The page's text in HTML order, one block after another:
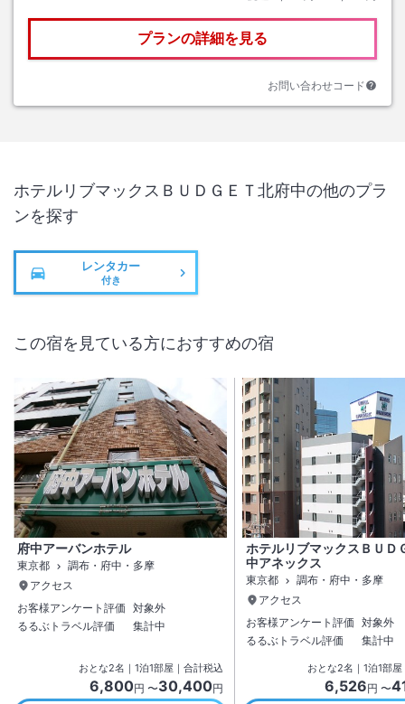
プランの詳細を見る
お問い合わせコード
ホテルリブマックスＢＵＤＧＥＴ北府中の他のプラ
ンを探す
レンタカー
付き
この宿を見ている方におすすめの宿
府中アーバンホテル
東京都
調布・府中・多摩
アクセス
お客様アンケート評価 対象外
るるぶトラベル評価
集計中
おとな2名 ｜ 1泊1部屋｜合計税込
6,800円 〜30,400円
ホテルリブマックスＢＵＤ
中アネックス
東京都
調布・府中・多摩
アクセス
お客様アンケート評価 対象外
るるぶトラベル評価
集計中
おとな2名 ｜ 1泊1部屋
6,526円 〜